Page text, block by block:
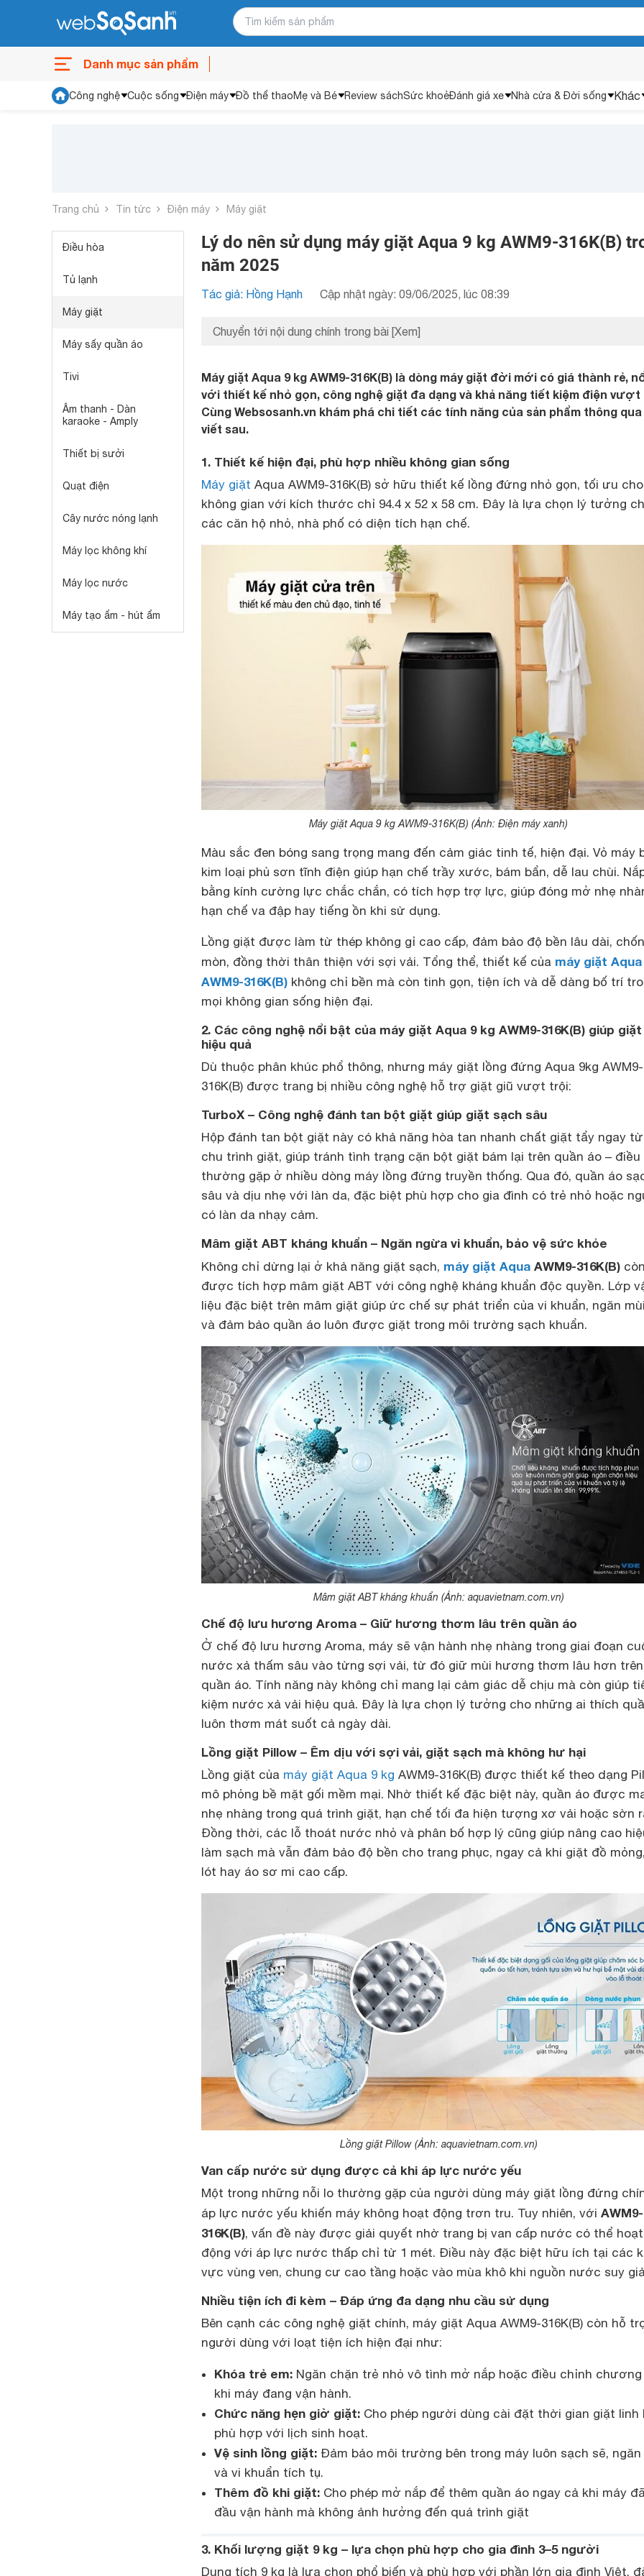
Danh mục sản phẩm
Công nghệ Cuộc sống Điện máy Đồ thể thaoMẹ và Bé Review sáchSức khoẻĐánh giá xe Nhà cửa & Đời sống Khác
Trang chủ Tin tức Điện máy Máy giặt
Điều hòa
Tủ lạnh
Máy giặt
Máy sấy quần áo
Tivi
Âm thanh - Dàn
karaoke - Amply
Thiết bị sưởi
Quạt điện
Cây nước nóng lạnh
Máy lọc không khí
Máy lọc nước
Máy tạo ẩm - hút ẩm
Lý do nên sử dụng máy giặt Aqua 9 kg AWM9-316K(B)
năm 2025
Tác giả: Hồng Hạnh Cập nhật ngày: 09/06/2025, lúc 08:39
Chuyển tới nội dung chính trong bài [Xem]
Máy giặt Aqua 9 kg AWM9-316K(B) là dòng máy giặt đời mới có giá thành rẻ,
với thiết kế nhỏ gọn, công nghệ giặt đa dạng và khả năng tiết kiệm điện
Cùng Websosanh.vn khám phá chi tiết các tính năng của sản phẩm thông
viết sau.
1. Thiết kế hiện đại, phù hợp nhiều không gian sống
Máy giặt Aqua AWM9-316K(B) sở hữu thiết kế lồng đứng nhỏ gọn, tối ưu
không gian với kích thước chỉ 94.4 x 52 x 58 cm. Đây là lựa chọn lý tưởng
các căn hộ nhỏ, nhà phố có diện tích hạn chế.
Máy giặt Aqua 9 kg AWM9-316K(B) (Ảnh: Điện máy xanh)
Màu sắc đen bóng sang trọng mang đến cảm giác tinh tế, hiện đại. Vỏ máy
kim loại phủ sơn tĩnh điện giúp hạn chế trầy xước, bám bẩn, dễ lau chùi.
bằng kính cường lực chắc chắn, có tích hợp trợ lực, giúp đóng mở nhẹ
hạn chế va đập hay tiếng ồn khi sử dụng.
Lồng giặt được làm từ thép không gỉ cao cấp, đảm bảo độ bền lâu dài,
mòn, đồng thời thân thiện với sợi vải. Tổng thể, thiết kế của máy giặt
AWM9-316K(B) không chỉ bền mà còn tinh gọn, tiện ích và dễ dàng bố trí
mọi không gian sống hiện đại.
2. Các công nghệ nổi bật của máy giặt Aqua 9 kg AWM9-316K(B) giúp
hiệu quả
Dù thuộc phân khúc phổ thông, nhưng máy giặt lồng đứng Aqua 9kg AWM9-
316K(B) được trang bị nhiều công nghệ hỗ trợ giặt giũ vượt trội:
TurboX – Công nghệ đánh tan bột giặt giúp giặt sạch sâu
Hộp đánh tan bột giặt này có khả năng hòa tan nhanh chất giặt tẩy ngay
chu trình giặt, giúp tránh tình trạng cặn bột giặt bám lại trên quần áo – điều
thường gặp ở nhiều dòng máy lồng đứng truyền thống. Qua đó, quần áo
sâu và dịu nhẹ với làn da, đặc biệt phù hợp cho gia đình có trẻ nhỏ hoặc
có làn da nhạy cảm.
Mâm giặt ABT kháng khuẩn – Ngăn ngừa vi khuẩn, bảo vệ sức khỏe
Không chỉ dừng lại ở khả năng giặt sạch, máy giặt Aqua AWM9-316K(B)
được tích hợp mâm giặt ABT với công nghệ kháng khuẩn độc quyền. Lớp
liệu đặc biệt trên mâm giặt giúp ức chế sự phát triển của vi khuẩn, ngăn
và đảm bảo quần áo luôn được giặt trong môi trường sạch khuẩn.
Mâm giặt ABT kháng khuẩn (Ảnh: aquavietnam.com.vn)
Chế độ lưu hương Aroma – Giữ hương thơm lâu trên quần áo
Ở chế độ lưu hương Aroma, máy sẽ vận hành nhẹ nhàng trong giai đoạn
nước xả thấm sâu vào từng sợi vải, từ đó giữ mùi hương thơm lâu hơn trên
quần áo. Tính năng này không chỉ mang lại cảm giác dễ chịu mà còn giúp
kiệm nước xả vải hiệu quả. Đây là lựa chọn lý tưởng cho những ai thích
luôn thơm mát suốt cả ngày dài.
Lồng giặt Pillow – Êm dịu với sợi vải, giặt sạch mà không hư hại
Lồng giặt của máy giặt Aqua 9 kg AWM9-316K(B) được thiết kế theo dạng
mô phỏng bề mặt gối mềm mại. Nhờ thiết kế đặc biệt này, quần áo được
nhẹ nhàng trong quá trình giặt, hạn chế tối đa hiện tượng xơ vải hoặc sờn
Đồng thời, các lỗ thoát nước nhỏ và phân bố hợp lý cũng giúp nâng cao
làm sạch mà vẫn đảm bảo độ bền cho trang phục, ngay cả khi giặt đồ
lót hay áo sơ mi cao cấp.
Lồng giặt Pillow (Ảnh: aquavietnam.com.vn)
Van cấp nước sử dụng được cả khi áp lực nước yếu
Một trong những nỗi lo thường gặp của người dùng máy giặt lồng đứng
áp lực nước yếu khiến máy không hoạt động trơn tru. Tuy nhiên, với AWM9-
316K(B), vấn đề này được giải quyết nhờ trang bị van cấp nước có thể hoạt
động với áp lực nước thấp chỉ từ 1 mét. Điều này đặc biệt hữu ích tại các
vực vùng ven, chung cư cao tầng hoặc vào mùa khô khi nguồn nước suy
Nhiều tiện ích đi kèm – Đáp ứng đa dạng nhu cầu sử dụng
Bên cạnh các công nghệ giặt chính, máy giặt Aqua AWM9-316K(B) còn hỗ
người dùng với loạt tiện ích hiện đại như:
Khóa trẻ em: Ngăn chặn trẻ nhỏ vô tình mở nắp hoặc điều chỉnh
khi máy đang vận hành.
Chức năng hẹn giờ giặt: Cho phép người dùng cài đặt thời gian giặt linh
phù hợp với lịch sinh hoạt.
Vệ sinh lồng giặt: Đảm bảo môi trường bên trong máy luôn sạch sẽ, ngăn
và vi khuẩn tích tụ.
Thêm đồ khi giặt: Cho phép mở nắp để thêm quần áo ngay cả khi máy
đầu vận hành mà không ảnh hưởng đến quá trình giặt
3. Khối lượng giặt 9 kg – lựa chọn phù hợp cho gia đình 3–5 người
Dung tích 9 kg là lựa chọn phổ biến và phù hợp với phần lớn gia đình Việt,